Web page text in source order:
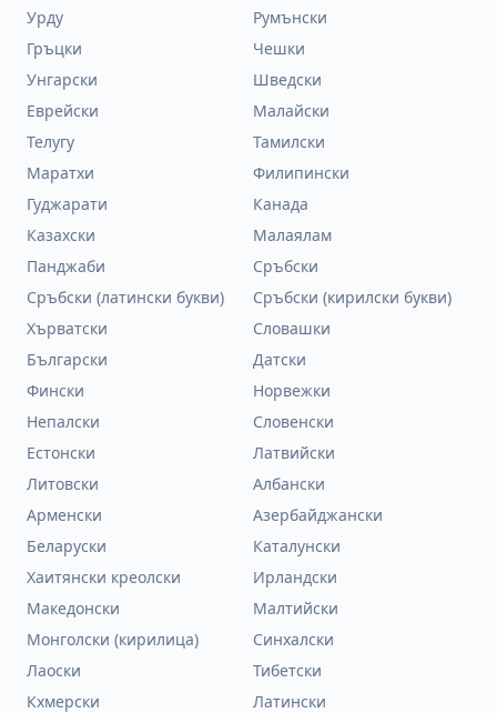
Урду
Румънски
Гръцки
Чешки
Унгарски
Шведски
Еврейски
Малайски
Телугу
Тамилски
Маратхи
Филипински
Гуджарати
Канада
Казахски
Малаялам
Панджаби
Сръбски
Сръбски (латински букви)
Сръбски (кирилски букви)
Хърватски
Словашки
Български
Датски
Фински
Норвежки
Непалски
Словенски
Естонски
Латвийски
Литовски
Албански
Арменски
Азербайджански
Беларуски
Каталунски
Хаитянски креолски
Ирландски
Македонски
Малтийски
Монголски (кирилица)
Синхалски
Лаоски
Тибетски
Кхмерски
Латински